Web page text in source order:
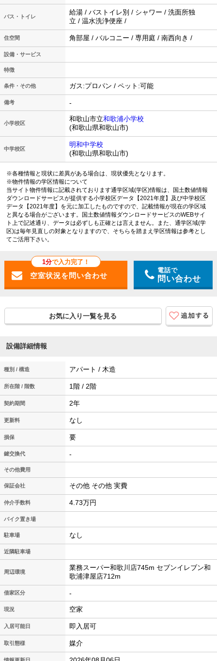
バス・トイレ
給湯 / バストイレ別 / シャワー / 洗面所独
立 / 温水洗浄便座 /
住空間 角部屋 / バルコニー / 専用庭 / 南西向き /
設備・サービス
特徴
条件・その他 ガス:プロパン / ペット:可能
備考 -
小学校区
和歌山市立和歌浦小学校
(和歌山県和歌山市)
中学校区
明和中学校
(和歌山県和歌山市)
※各種情報と現状に差異がある場合は、現状優先となります。
※物件情報の学区情報について
当サイト物件情報に記載されております通学区域(学区)情報は、国土数値情報
ダウンロードサービスが提供する小学校区データ【2021年度】及び中学校区
データ【2021年度】を元に加工したものですので、記載情報が現在の学区域
と異なる場合がございます。国土数値情報ダウンロードサービスのWEBサイ
ト上で記述通り、データは必ずしも正確とは言えません。また、通学区域(学
区)は毎年見直しの対象となりますので、そちらを踏まえ学区情報は参考とし
てご活用下さい。
1分で入力完了！
電話で
問い合わせ
お気に入り一覧を見る
設備詳細情報
種別 / 構造 アパート / 木造
所在階 / 階数 1階 / 2階
契約期間 2年
更新料 なし
損保 要
鍵交換代 -
その他費用
保証会社 その他 その他 実費
仲介手数料 4.73万円
バイク置き場
駐車場 なし
近隣駐車場
周辺環境
業務スーパー和歌川店745m セブンイレブン和
歌浦津屋店712m
借家区分 -
現況 空家
入居可能日 即入居可
取引態様 媒介